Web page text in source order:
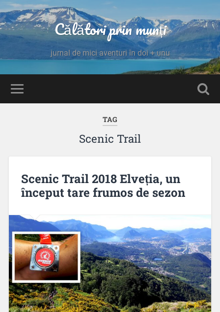
Călători prin munți
jurnal de mici aventuri în doi + unu
TAG
Scenic Trail
Scenic Trail 2018 Elveția, un
început tare frumos de sezon